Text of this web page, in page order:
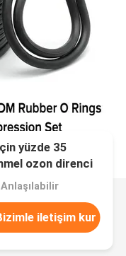
yüzde 35
ozon direnci
Anlaşılabilir
iletişim kur